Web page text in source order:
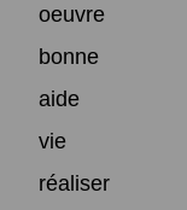
oeuvre
bonne
aide
vie
réaliser